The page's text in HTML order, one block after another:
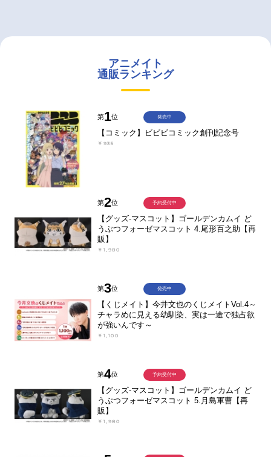
アニメイト
通販ランキング
第1位
【コミック】ビビビコミック創刊記念号
￥935
発売中
第2位
【グッズ-マスコット】ゴールデンカムイ ど
うぶつフォーゼマスコット 4.尾形百之助【再
販】
￥1,980
予約受付中
第3位
【くじメイト】今井文也のくじメイトVol.4～
チャラめに見える幼馴染、実は一途で独占欲
が強いんです～
￥1,100
発売中
第4位
【グッズ-マスコット】ゴールデンカムイ ど
うぶつフォーゼマスコット 5.月島軍曹【再
販】
￥1,980
予約受付中